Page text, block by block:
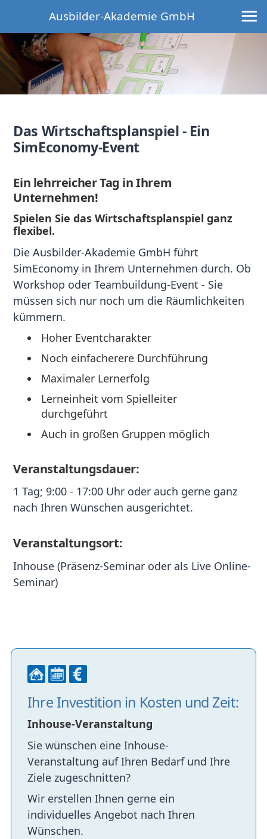
Das Wirtschaftsplanspiel - Ein
SimEconomy-Event
Ein lehrreicher Tag in Ihrem
Unternehmen!
Spielen Sie das Wirtschaftsplanspiel ganz
flexibel.
Die Ausbilder-Akademie GmbH führt
SimEconomy in Ihrem Unternehmen durch. Ob
Workshop oder Teambuildung-Event - Sie
müssen sich nur noch um die Räumlichkeiten
kümmern.
Hoher Eventcharakter
Noch einfacherere Durchführung
Maximaler Lernerfolg
Lerneinheit vom Spielleiter
durchgeführt
Auch in großen Gruppen möglich
Veranstaltungsdauer:
1 Tag; 9:00 - 17:00 Uhr oder auch gerne ganz
nach Ihren Wünschen ausgerichtet.
Veranstaltungsort:
Inhouse (Präsenz-Seminar oder als Live Online-
Seminar)
Ihre Investition in Kosten und Zeit:
Inhouse-Veranstaltung
Sie wünschen eine Inhouse-
Veranstaltung auf Ihren Bedarf und Ihre
Ziele zugeschnitten?
Wir erstellen Ihnen gerne ein
individuelles Angebot nach Ihren
Wünschen.
Ausbilder-Akademie GmbH ≡